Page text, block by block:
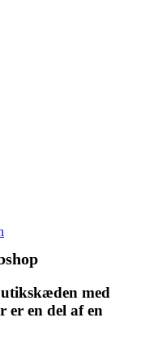
med
er en del af en